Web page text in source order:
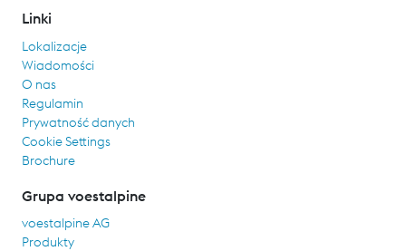
Linki
Lokalizacje
Wiadomości
O nas
Regulamin
Prywatność danych
Cookie Settings
Brochure
Grupa voestalpine
voestalpine AG
Produkty